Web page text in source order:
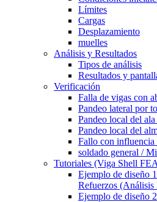
Límites
Cargas
Desplazamiento
muelles
Análisis y Resultados
Tipos de análisis
Resultados y
Verificación
Falla de vigas con
Pandeo lateral por
Pandeo local del
Pandeo local del
Fallo con influencia
soldado general /
Tutoriales (Viga Shell
Ejemplo de diseño
Refuerzos (Análisis
Ejemplo de diseño